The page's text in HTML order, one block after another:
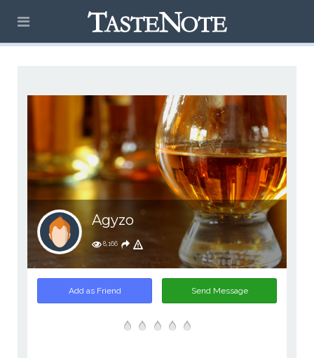
Agyzo
8,166
Add as Friend Send Message